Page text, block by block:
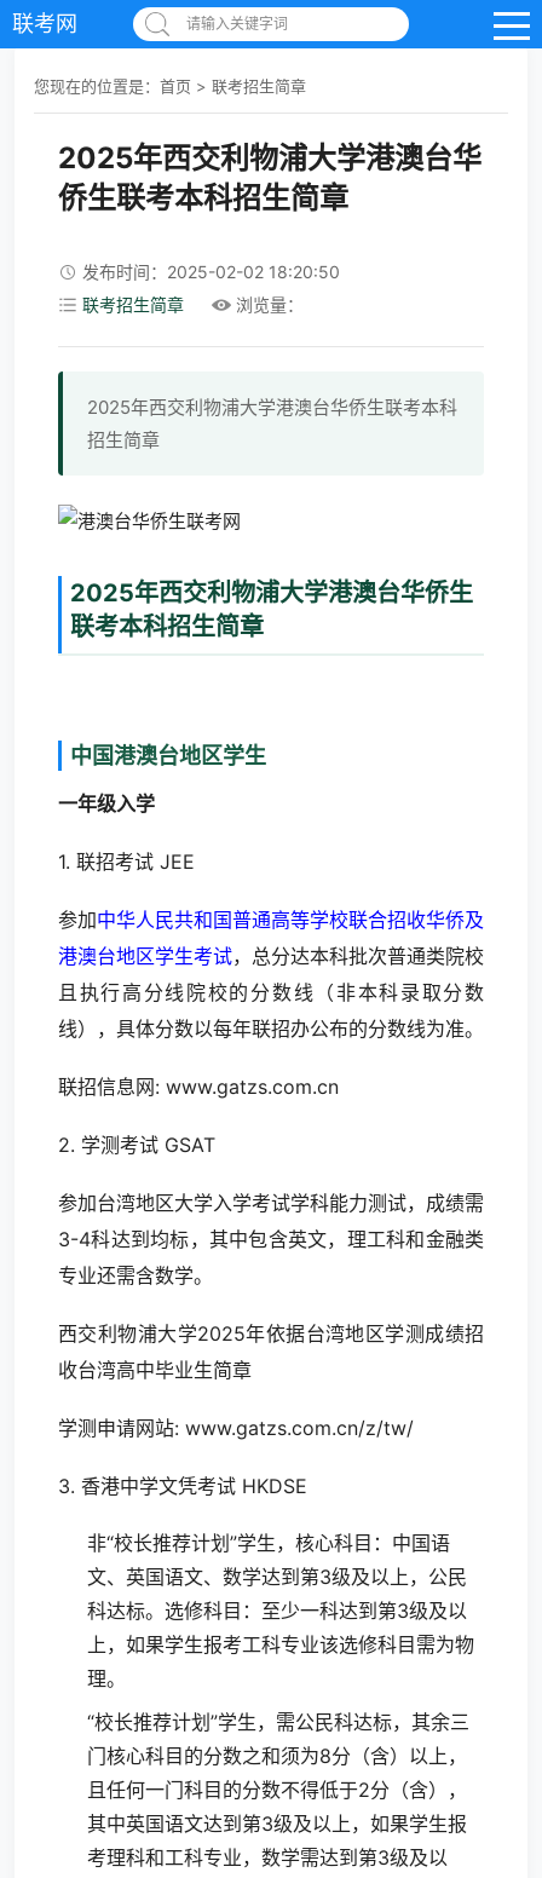
联考网 请输入关键字词
您现在的位置是： 首页 > 联考招生简章
2025年西交利物浦大学港澳台华
侨生联考本科招生简章
发布时间：2025-02-02 18:20:50
联考招生简章
浏览量：
2025年西交利物浦大学港澳台华侨生联考本科
招生简章
2025年西交利物浦大学港澳台华侨生
联考本科招生简章
中国港澳台地区学生
一年级入学
1. 联招考试 JEE
参加中华人民共和国普通高等学校联合招收华侨及
港澳台地区学生考试，总分达本科批次普通类院校
且执行高分线院校的分数线（非本科录取分数
线），具体分数以每年联招办公布的分数线为准。
联招信息网: www.gatzs.com.cn
2. 学测考试 GSAT
参加台湾地区大学入学考试学科能力测试，成绩需
3-4科达到均标，其中包含英文，理工科和金融类
专业还需含数学。
西交利物浦大学2025年依据台湾地区学测成绩招
收台湾高中毕业生简章
学测申请网站: www.gatzs.com.cn/z/tw/
3. 香港中学文凭考试 HKDSE
非“校长推荐计划”学生，核心科目：中国语
文、英国语文、数学达到第3级及以上，公民
科达标。选修科目：至少一科达到第3级及以
上，如果学生报考工科专业该选修科目需为物
理。
“校长推荐计划”学生，需公民科达标，其余三
门核心科目的分数之和须为8分（含）以上，
且任何一门科目的分数不得低于2分（含），
其中英国语文达到第3级及以上，如果学生报
考理科和工科专业，数学需达到第3级及以